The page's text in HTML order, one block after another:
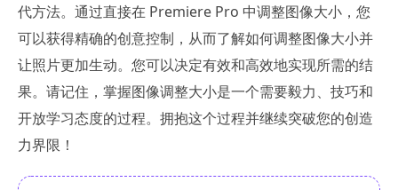
代方法。通过直接在 Premiere Pro 中调整图像大小，您
可以获得精确的创意控制，从而了解如何调整图像大小并
让照片更加生动。您可以决定有效和高效地实现所需的结
果。请记住，掌握图像调整大小是一个需要毅力、技巧和
开放学习态度的过程。拥抱这个过程并继续突破您的创造
力界限！